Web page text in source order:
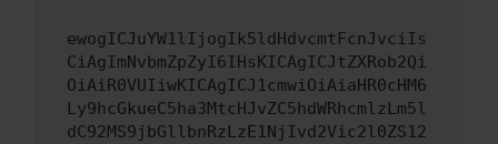
ewogICJuYW1lIjogIk5ldHdvcmtFcnJvciIs
CiAgImNvbmZpZyI6IHsKICAgICJtZXRob2Qi
OiAiR0VUIiwKICAgICJ1cmwiOiAiaHR0cHM6
Ly9hcGkueC5ha3MtcHJvZC5hdWRhcmlzLm5l
dC92MS9jbGllbnRzLzE1NjIvd2Vic2l0ZS12